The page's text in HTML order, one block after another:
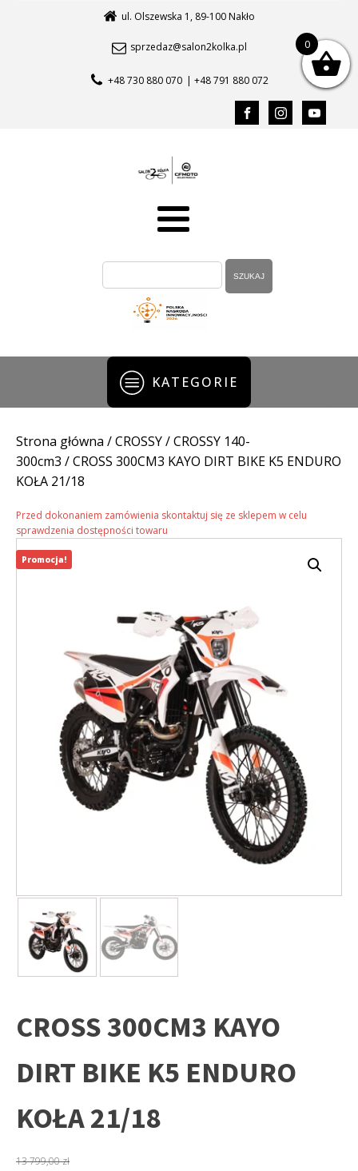
ul. Olszewska 1, 89-100 Nakło
sprzedaz@salon2kolka.pl
+48 730 880 070 | +48 791 880 072
KATEGORIE
Strona główna /CROSSY/CROSSY 140-
300cm3 / CROSS 300CM3 KAYO DIRT BIKE K5 ENDURO
KOŁA 21/18
Przed dokonaniem zamówienia skontaktuj się ze sklepem w celu
sprawdzenia dostępności towaru
CROSS 300CM3 KAYO
DIRT BIKE K5 ENDURO
KOŁA 21/18
13 799,00zł
Promocja!
0